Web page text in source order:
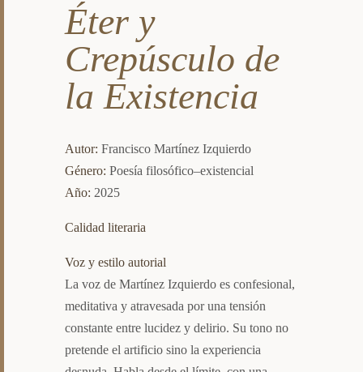
Éter y
Crepúsculo de
la Existencia
Autor: Francisco Martínez Izquierdo
Género: Poesía filosófico–existencial
Año: 2025
Calidad literaria
Voz y estilo autorial
La voz de Martínez Izquierdo es confesional,
meditativa y atravesada por una tensión
constante entre lucidez y delirio. Su tono no
pretende el artificio sino la experiencia